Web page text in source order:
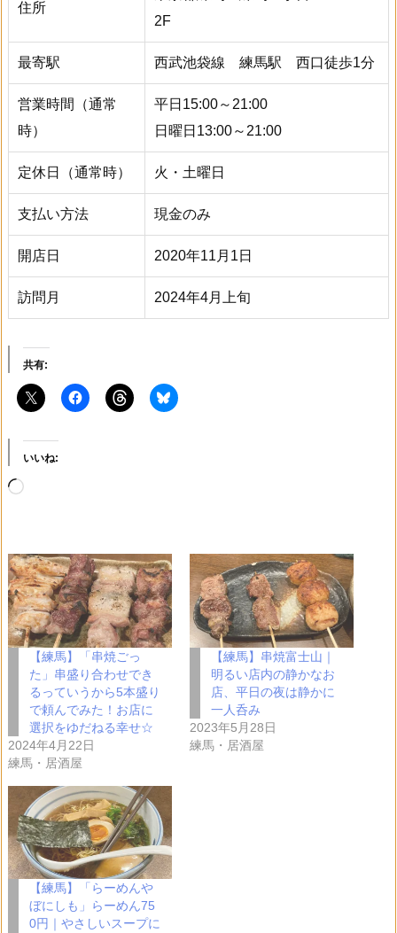
住所
2F
最寄駅 西武池袋線 練馬駅 西口徒歩1分
営業時間（通常
時）
平日15:00～21:00
日曜日13:00～21:00
定休日（通常時） 火・土曜日
支払い方法 現金のみ
開店日 2020年11月1日
訪問月 2024年4月上旬
共有:
いいね:
み
中…
【練馬】「串焼ごっ
た」串盛り合わせでき
るっていうから5本盛り
で頼んでみた！お店に
選択をゆだねる幸せ☆
2024年4月22日
練馬・居酒屋
【練馬】串焼富士山｜
明るい店内の静かなお
店、平日の夜は静かに
一人呑み
2023年5月28日
練馬・居酒屋
【練馬】「らーめんや
ぼにしも」らーめん75
0円｜やさしいスープに